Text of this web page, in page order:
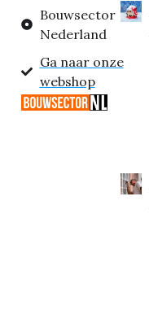
Bouwsector
Nederland
Ga naar onze
webshop